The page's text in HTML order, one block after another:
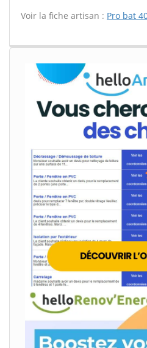
Voir la fiche artisan : Pro bat